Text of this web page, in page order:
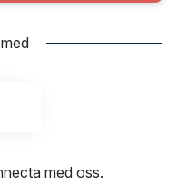
in med LinkedIn
med oss.